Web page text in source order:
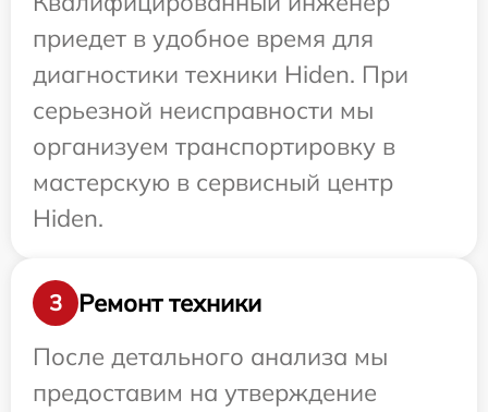
приедет в удобное время для
диагностики техники Hiden. При
серьезной неисправности мы
организуем транспортировку в
мастерскую в сервисный центр
Hiden.
3
Ремонт техники
После детального анализа мы
предоставим на утверждение